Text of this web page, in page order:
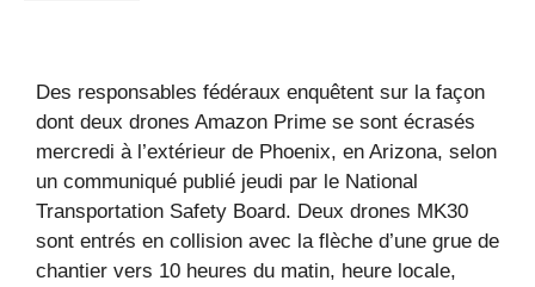
Des responsables fédéraux enquêtent sur la façon
dont deux drones Amazon Prime se sont écrasés
mercredi à l’extérieur de Phoenix, en Arizona, selon
un communiqué publié jeudi par le National
Transportation Safety Board. Deux drones MK30
sont entrés en collision avec la flèche d’une grue de
chantier vers 10 heures du matin, heure locale,